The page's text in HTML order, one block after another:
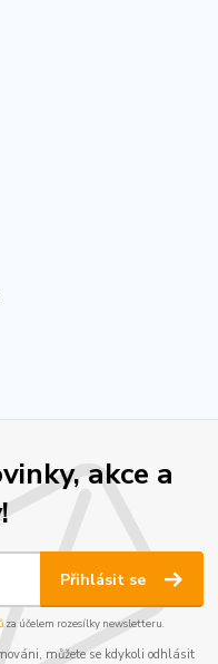
akce a
Přihlásit se
za účelem rozesílky newsletteru.
můžete se kdykoli odhlásit